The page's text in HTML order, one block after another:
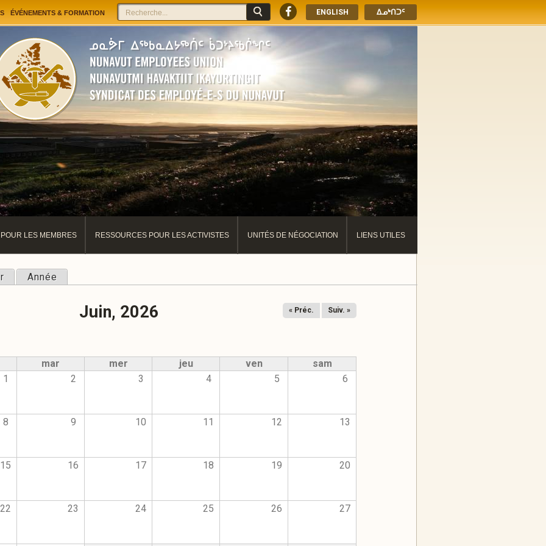
Jump to navigation ENGLISH ᐃᓄᒃᑎᑐᑦ
Formulaire de recherche
Rechercher
ÉVÉNEMENTS & FORMATION
POUR LES MEMBRES RESSOURCES POUR LES ACTIVISTES UNITÉS DE NÉGOCIATION LIENS UTILES
Année
Juin, 2026 « Préc. Suiv. »
mar mer jeu ven
sam
1 2 3 4 5 6
8 9 10 11 12 13
15 16 17 18 19 20
22 23 24 25 26 27